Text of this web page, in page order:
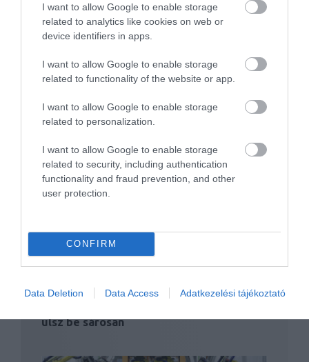
I want to allow Google to enable storage
related to analytics like cookies on web or
device identifiers in apps.
I want to allow Google to enable storage
related to functionality of the website or app.
I want to allow Google to enable storage
related to personalization.
I want to allow Google to enable storage
related to security, including authentication
functionality and fraud prevention, and other
user protection.
CONFIRM
Data Deletion Data Access Adatkezelési tájékoztató
A Suzuki sem folytatja a termelést
egyelőre
Szép gesztus: gratulált a BMW a
Mercedesnek az új…
ülsz be sárosan